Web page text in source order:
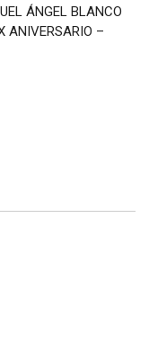
ÁNGEL BLANCO
ANIVERSARIO –